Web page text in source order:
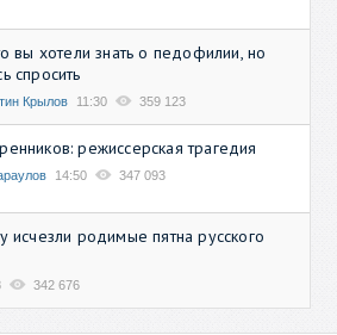
вы хотели знать о педофилии, но
спросить
Крылов 11:30 359 123
режиссерская трагедия
14:50 347 093
исчезли родимые пятна русского
342 676